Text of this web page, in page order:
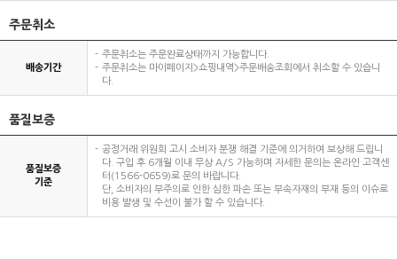
주문취소
배송기간
주문취소는 주문완료상태까지 가능합니다.
주문취소는 마이페이지>쇼핑내역>주문배송조회에서 취소할 수 있습니
다.
품질보증
품질보증
기준
공정거래 위원회 고시 소비자 분쟁 해결 기준에 의거하여 보상해 드립니
다. 구입 후 6개월 이내 무상 A/S 가능하며 자세한 문의는 온라인 고객센
터(1566-0659)로 문의 바랍니다.
단, 소비자의 부주의로 인한 심한 파손 또는 부속자재의 부재 등의 이슈로
비용 발생 및 수선이 불가 할 수 있습니다.